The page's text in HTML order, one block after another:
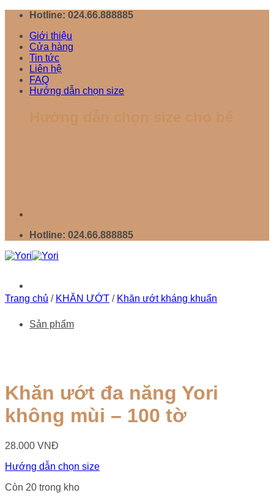
Chuyển
dung
Hotline: 024.66.888885
Giới thiệu
Cửa hàng
Tin tức
Liên hệ
FAQ
Hướng dẫn chọn size
Hotline: 024.66.888885
Sản phẩm
Trang chủ / KHĂN ƯỚT / Khăn ướt kháng khuẩn
Khăn ướt đa năng Yori
không mùi – 100 tờ
28.000 VNĐ
Hướng dẫn chọn size
Còn 20 trong kho